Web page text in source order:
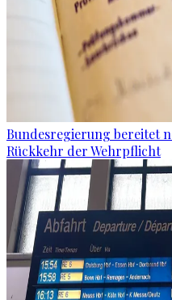
Bundesregierung bereitet
Rückkehr der Wehrpflicht